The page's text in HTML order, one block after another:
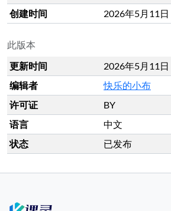
创建时间
2026年5月11日
此版本
更新时间
2026年5月11日
编辑者
快乐的小布
许可证
BY
语言
中文
状态
已发布